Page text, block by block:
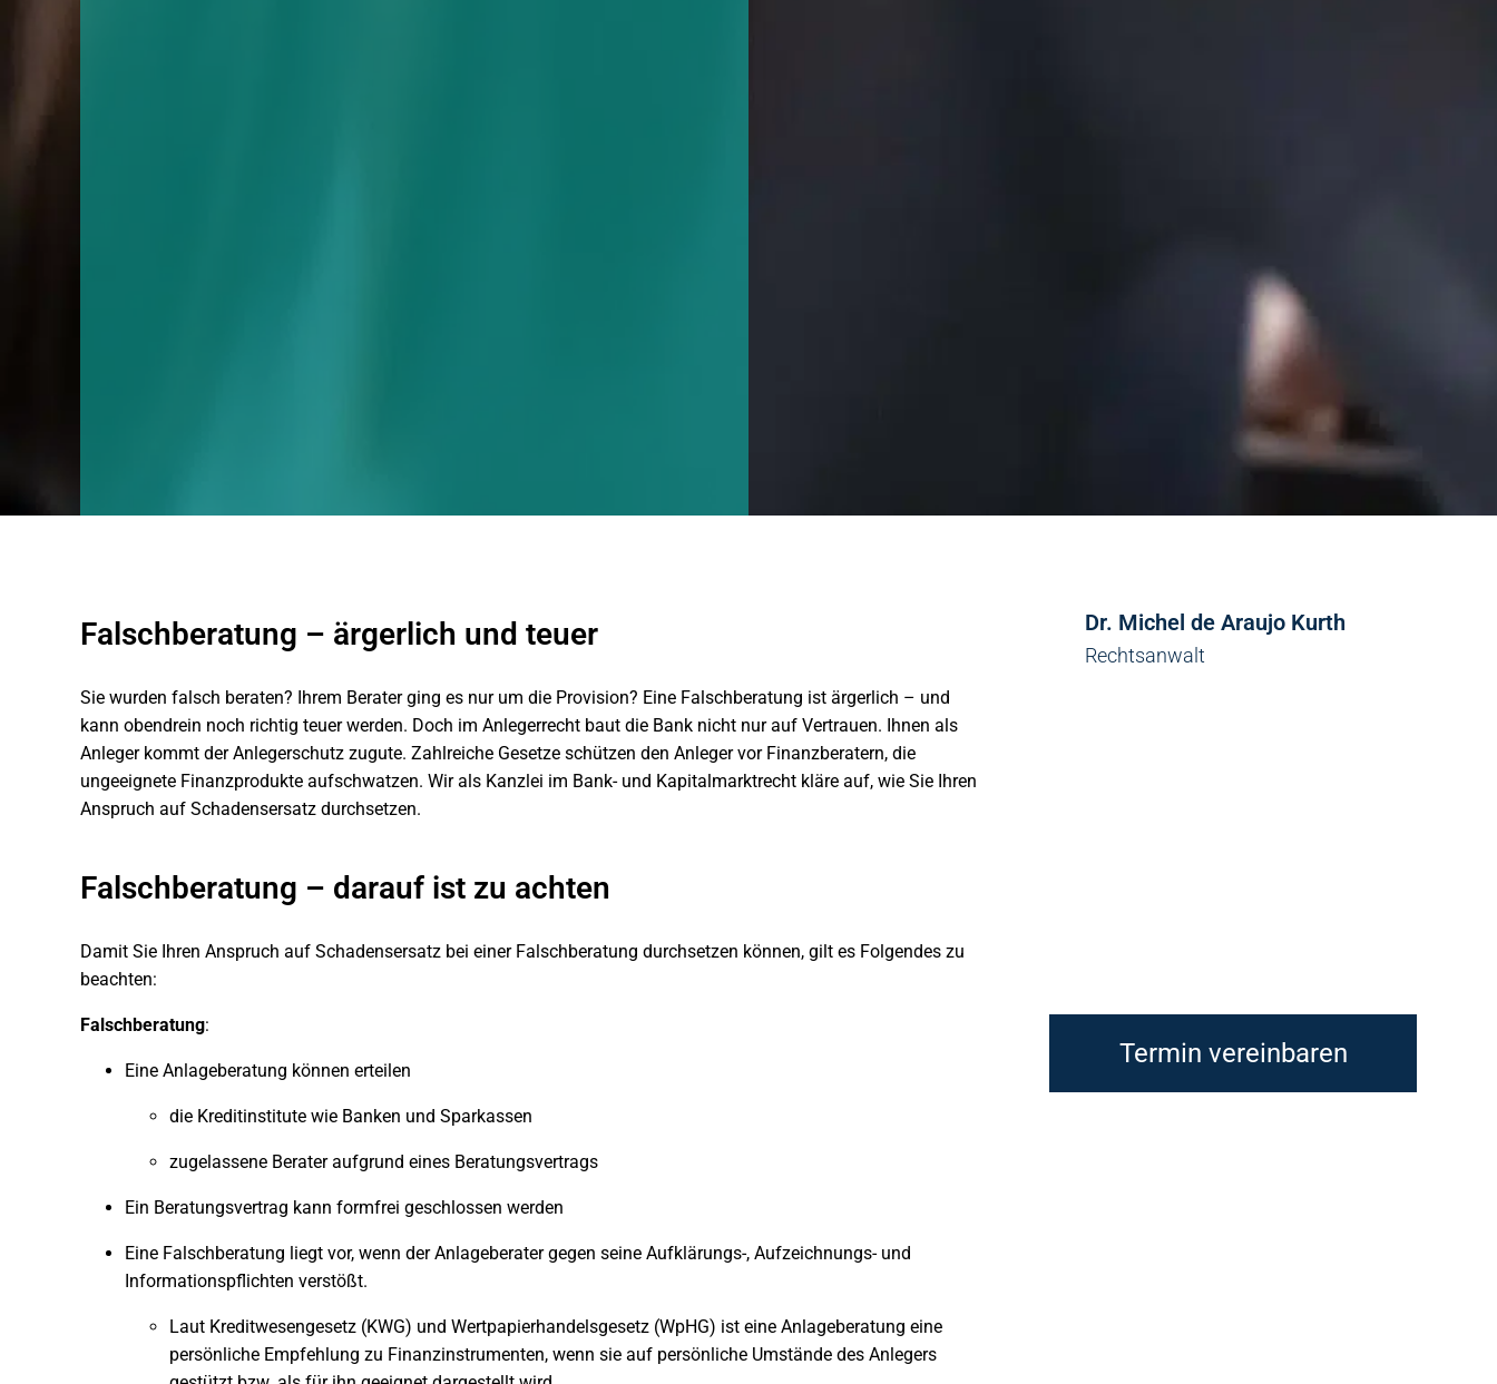
Falschberatung – ärgerlich und teuer
Sie wurden falsch beraten? Ihrem Berater ging es nur um die Provision? Eine Falschberatung ist ärgerlich – und
kann obendrein noch richtig teuer werden. Doch im Anlegerrecht baut die Bank nicht nur auf Vertrauen. Ihnen als
Anleger kommt der Anlegerschutz zugute. Zahlreiche Gesetze schützen den Anleger vor Finanzberatern, die
ungeeignete Finanzprodukte aufschwatzen. Wir als Kanzlei im Bank- und Kapitalmarktrecht kläre auf, wie Sie Ihren
Anspruch auf Schadensersatz durchsetzen.
Falschberatung – darauf ist zu achten
Damit Sie Ihren Anspruch auf Schadensersatz bei einer Falschberatung durchsetzen können, gilt es Folgendes zu
beachten:
Falschberatung:
Eine Anlageberatung können erteilen
die Kreditinstitute wie Banken und Sparkassen
zugelassene Berater aufgrund eines Beratungsvertrags
Ein Beratungsvertrag kann formfrei geschlossen werden
Eine Falschberatung liegt vor, wenn der Anlageberater gegen seine Aufklärungs-, Aufzeichnungs- und
Informationspflichten verstößt.
Laut Kreditwesengesetz (KWG) und Wertpapierhandelsgesetz (WpHG) ist eine Anlageberatung eine
persönliche Empfehlung zu Finanzinstrumenten, wenn sie auf persönliche Umstände des Anlegers
Dr. Michel de Araujo Kurth
Rechtsanwalt
Termin vereinbaren